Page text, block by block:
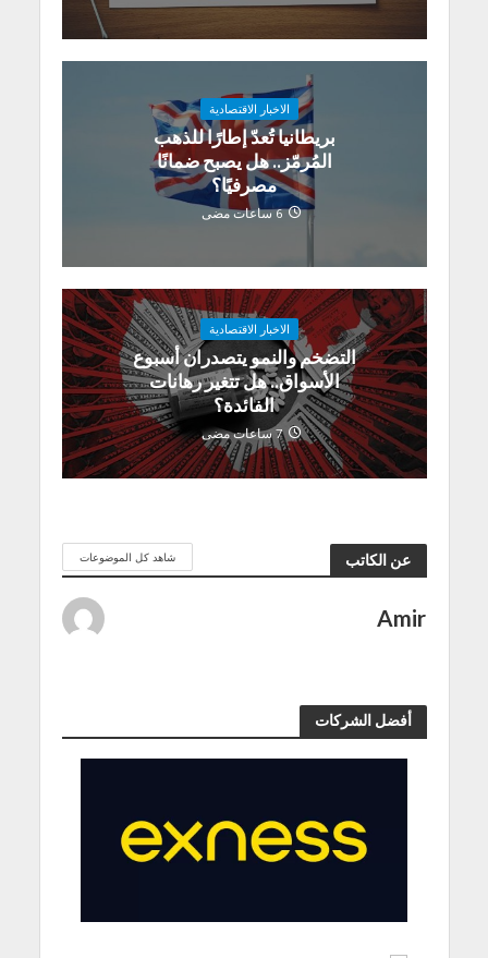
الاخبار الاقتصادية
بريطانيا تُعدّ إطارًا للذهب
المُرمّز.. هل يصبح ضمانًا
مصرفيًا؟
6 ساعات مضى
الاخبار الاقتصادية
التضخم والنمو يتصدران أسبوع
الأسواق.. هل تتغير رهانات
الفائدة؟
7 ساعات مضى
عن الكاتب شاهد كل الموضوعات
Amir
أفضل الشركات